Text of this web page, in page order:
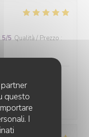
questo
I
5/5 Qualità / Prezzo :
Les plats étaient
et le service